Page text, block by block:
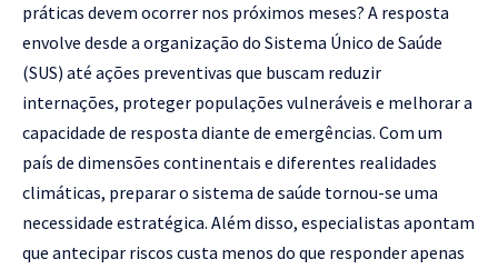
práticas devem ocorrer nos próximos meses? A resposta
envolve desde a organização do Sistema Único de Saúde
(SUS) até ações preventivas que buscam reduzir
internações, proteger populações vulneráveis e melhorar a
capacidade de resposta diante de emergências. Com um
país de dimensões continentais e diferentes realidades
climáticas, preparar o sistema de saúde tornou-se uma
necessidade estratégica. Além disso, especialistas apontam
que antecipar riscos custa menos do que responder apenas